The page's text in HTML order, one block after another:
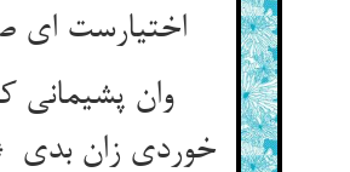
اختیارست ای صنم
وان پشیمانی
خوردی زان